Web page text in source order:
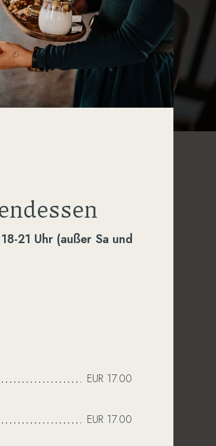
21 Uhr (außer Sa und
EUR 17.00
EUR 17.00